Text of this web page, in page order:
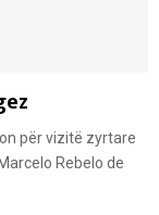
për vizitë zyrtare
Rebelo de